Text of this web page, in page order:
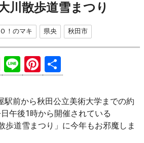
川散歩道雪まつり
！のマキ 県央 秋田市
P
o
ck
et
Li
n
e
Pi
nt
er
es
t
有
駅前から秋田公立美術大学までの約
午後1時から開催されている
歩道雪まつり」に今年もお邪魔しま